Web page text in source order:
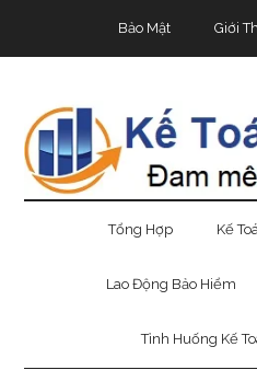
Bảo Mật Giới
Tổng Hợp Kế
Lao Động Bảo Hiểm
Tình Huống Kế